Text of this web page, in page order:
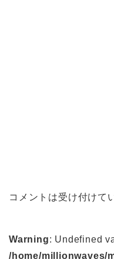
コメントは受け付けて
Warning: Undefined
/home/millionwaves/